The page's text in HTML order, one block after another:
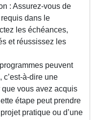
: Assurez-vous de
dans le
les échéances,
et réussissez les
peuvent
à-dire une
vous avez acquis
étape peut prendre
pratique ou d’une